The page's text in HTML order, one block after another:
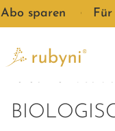
sparen Für
zurück zur